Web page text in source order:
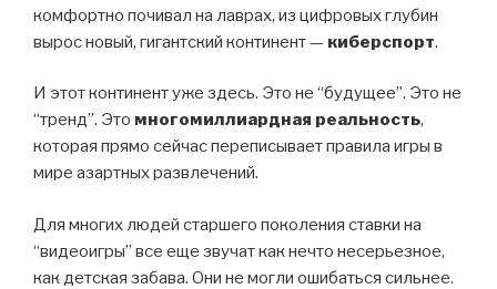
комфортно почивал на лаврах, из цифровых глубин
вырос новый, гигантский континент — киберспорт.
И этот континент уже здесь. Это не “будущее”. Это не
“тренд”. Это многомиллиардная реальность,
которая прямо сейчас переписывает правила игры в
мире азартных развлечений.
Для многих людей старшего поколения ставки на
“видеоигры” все еще звучат как нечто несерьезное,
как детская забава. Они не могли ошибаться сильнее.